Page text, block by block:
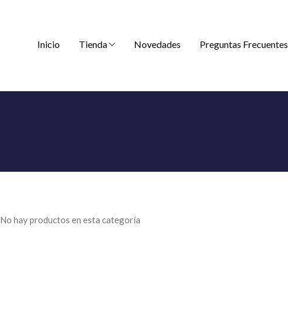
Inicio Tienda Novedades Preguntas Frecuentes
No hay productos en esta categoría